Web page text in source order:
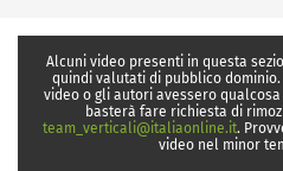
Alcuni video presenti in questa
quindi valutati di pubblico
video o gli autori avessero
basterà fare richiesta di
team_verticali@italiaonline.it.
video nel minor